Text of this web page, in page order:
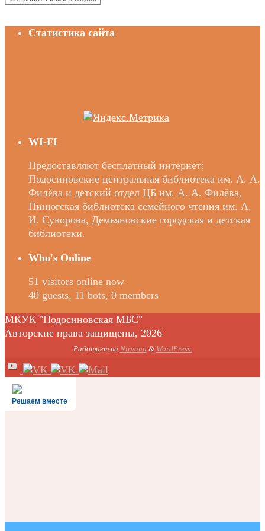
Статистика сайта
WI-FI
Предоставляют бесплатный интернет:
Подосиновские центральная библиотека им. А. А.
Филёва и детский отдел ЦБ им. А. А. Филёва,
Пинюгская библиотека семейного чтения им. А.
И. Суворова, Демьяновские городская и детская
библиотеки.
Who's Online
51 visitors online now
40 guests, 11 bots, 0 members
МКУК "Подосиновская МБС"
Авторские права защищены, 2026
Работает на Nirvana & WordPress.
Решаем вместе